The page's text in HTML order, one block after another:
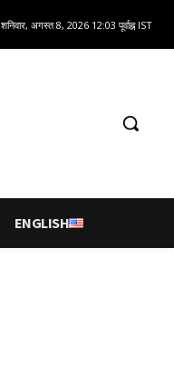
शनिवार, अगस्त 8, 2026 12:03 पूर्वाह्न IST
ENGLISH